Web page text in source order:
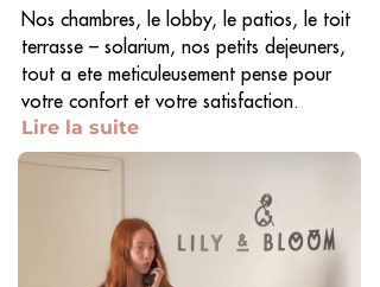
Nos chambres, le lobby, le patios, le toit
terrasse – solarium, nos petits dejeuners,
tout a ete meticuleusement pense pour
votre confort et votre satisfaction.
Lire la suite